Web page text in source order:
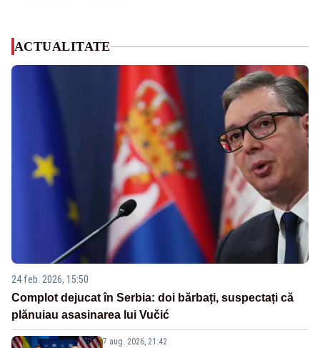
ACTUALITATE
24 feb. 2026, 15:50
Complot dejucat în Serbia: doi bărbați, suspectați că
plănuiau asasinarea lui Vučić
7 aug. 2026, 21:42